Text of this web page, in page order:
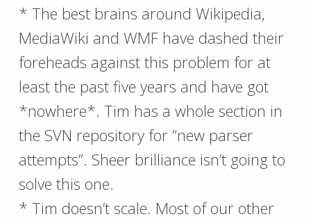
* The best brains around Wikipedia,
MediaWiki and WMF have dashed their
foreheads against this problem for at
least the past five years and have got
*nowhere*. Tim has a whole section in
the SVN repository for ”new parser
attempts”. Sheer brilliance isn’t going to
solve this one.
* Tim doesn’t scale. Most of our other